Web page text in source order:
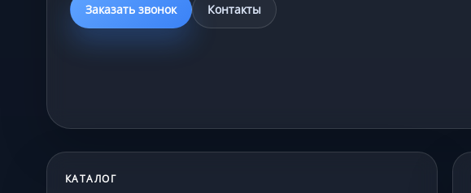
Заказать звонок Контакты
КАТАЛОГ